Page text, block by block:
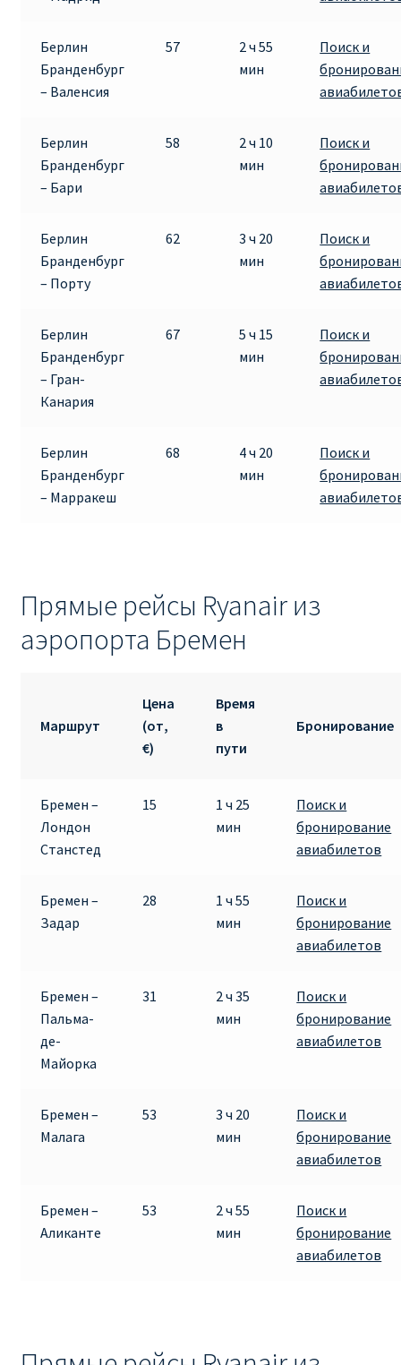
Берлин
Бранденбург
– Валенсия
57
2 ч 55
мин
Поиск и
Берлин
Бранденбург
– Бари
58
2 ч 10
мин
Поиск и
Берлин
Бранденбург
– Порту
62
3 ч 20
мин
Поиск и
Берлин
Бранденбург
– Гран-
Канария
67
5 ч 15
мин
Поиск и
Берлин
Бранденбург
– Марракеш
68
4 ч 20
мин
Поиск и
Прямые рейсы Ryanair из
аэропорта Бремен
Маршрут
Цена
(от,
€)
Время
в
пути
Бронирование
Бремен –
Лондон
Станстед
15
1 ч 25
мин
Поиск и
бронирование
авиабилетов
Бремен –
Задар
28
1 ч 55
мин
Поиск и
бронирование
авиабилетов
Бремен –
Пальма-
де-
Майорка
31
2 ч 35
мин
Поиск и
бронирование
авиабилетов
Бремен –
Малага
53
3 ч 20
мин
Поиск и
бронирование
авиабилетов
Бремен –
Аликанте
53
2 ч 55
мин
Поиск и
бронирование
авиабилетов